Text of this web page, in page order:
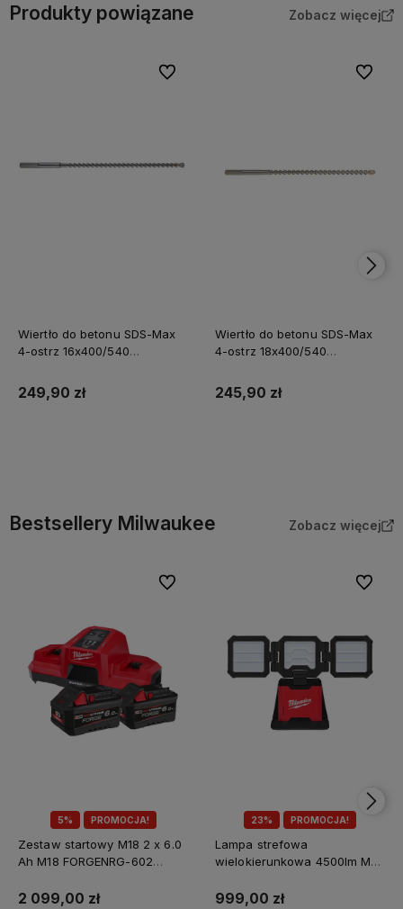
Produkty powiązane Zobacz więcej
Wiertło do betonu SDS-Max
4-ostrz 16x400/540
249,90 zł
Do ulubionych
Wiertło do betonu SDS-Max
4-ostrz 18x400/540
245,90 zł
Do
Bestsellery Milwaukee Zobacz więcej
5% PROMOCJA!
Zestaw startowy M18 2 x 6.0
Ah M18 FORGENRG-602
2 099,00 zł
Do ulubionych
23% PROMOCJA!
Lampa strefowa
wielokierunkowa 4500lm M18
999,00 zł
Do